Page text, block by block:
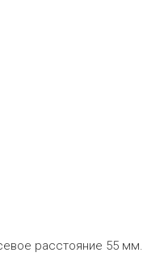
расстояние 55 мм.